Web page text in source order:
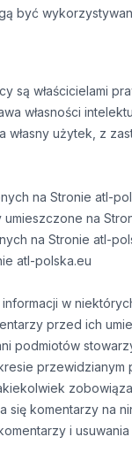
być
właścicielami
własności
własny użytek, z
na Stronie atl-
na
na Stronie atl-
atl-polska.eu
w
przed ich
podmiotów
komentarzy na
i